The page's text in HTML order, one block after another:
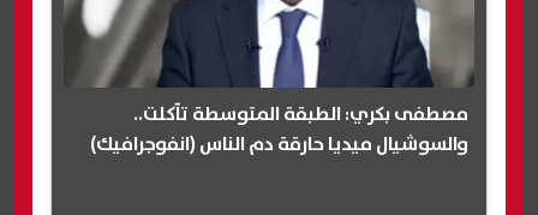
مصطفى بكري: الطبقة المتوسطة تآكلت..
والسوشيال ميديا حارقة دم الناس (انفوجرافيك)